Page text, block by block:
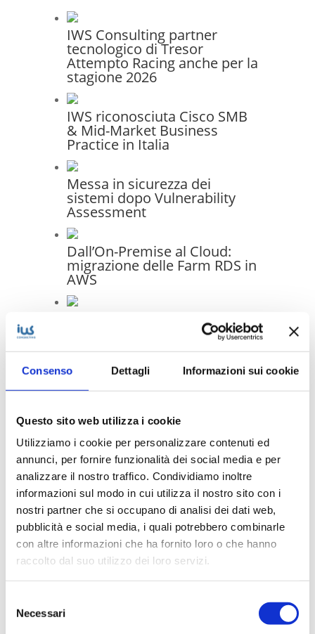
Consenso Dettagli Informazioni sui cookie
Questo sito web utilizza i cookie
Utilizziamo i cookie per personalizzare contenuti ed
annunci, per fornire funzionalità dei social media e per
analizzare il nostro traffico. Condividiamo inoltre
informazioni sul modo in cui utilizza il nostro sito con i
nostri partner che si occupano di analisi dei dati web,
pubblicità e social media, i quali potrebbero combinarle
con altre informazioni che ha fornito loro o che hanno
raccolto dal suo utilizzo dei loro servizi.
delNecessari
IWS Consulting partner
tecnologico di Tresor
Attempto Racing anche per la
stagione 2026
IWS riconosciuta Cisco SMB
& Mid-Market Business
Practice in Italia
Messa in sicurezza dei
sistemi dopo Vulnerability
Assessment
Dall’On-Premise al Cloud:
migrazione delle Farm RDS in
AWS
Infrastruttura moderna e
gestione unificata: il progetto
di migrazione IT per Generale
Elettriche S.p.A.
In evidenza
IWS Consulting partner tecnologico di
Tresor Attempto Racing anche per la
stagione 2026